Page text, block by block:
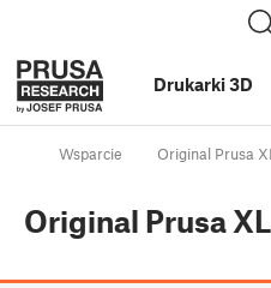
Drukarki 3D
Wsparcie Original Prusa XL
Original Prusa XL